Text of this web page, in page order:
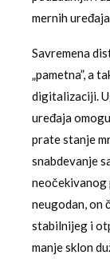
mernih
Savremena
„pametna”, a
digitalizaciji.
uređaja
prate stanje
snabdevanje
neočekivanog
neugodan, on
stabilnijeg i
manje sklon